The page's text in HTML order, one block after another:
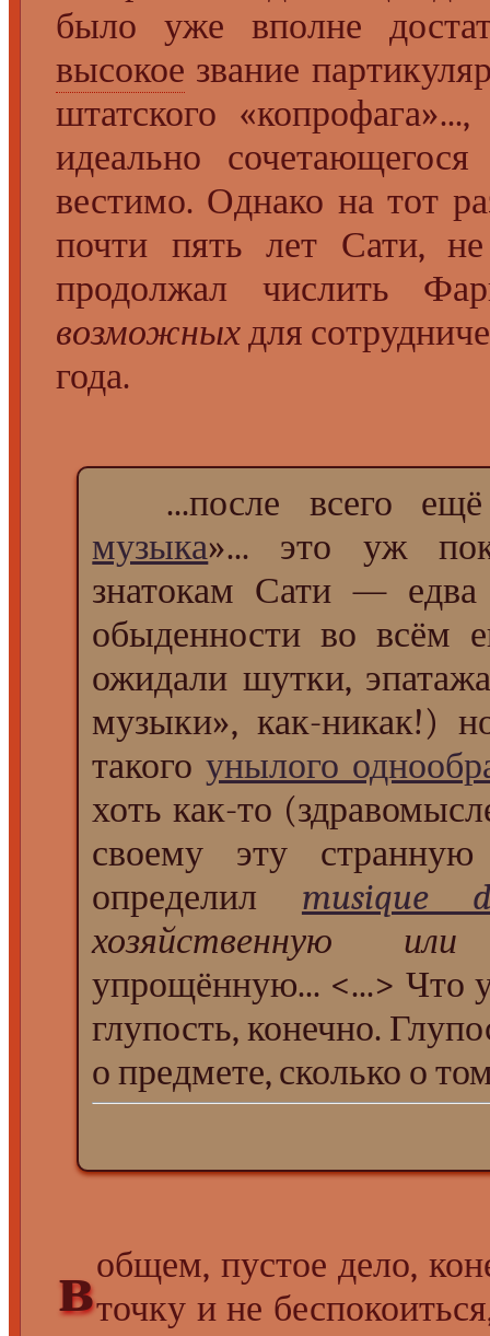
было уже вполне
высокое звание
штатского
идеально
вестимо. Однако на тот
почти пять лет Сати,
продолжал числить
возможныхдля
года.
...после всего
музыка»... это уж
знатокам Сати —
обыденности во всём
ожидали шутки,
музыки», как-никак!)
такогоунылого
хоть как-то
своему эту
определил musique
хозяйственную
упрощённую... <...> Что
глупость, конечно.
о предмете, сколько о
вобщем, пустое дело,
точку и не